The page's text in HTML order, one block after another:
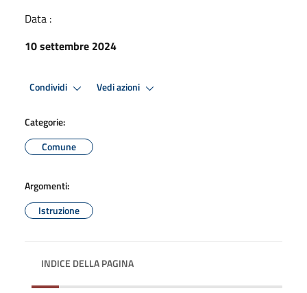
Data :
10 settembre 2024
Condividi Vedi azioni
Categorie:
Comune
Argomenti:
Istruzione
INDICE DELLA PAGINA